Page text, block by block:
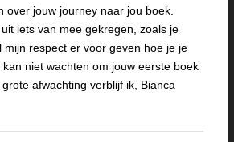
over jouw journey naar jou boek.
iets van mee gekregen, zoals je
mijn respect er voor geven hoe je je
niet wachten om jouw eerste boek
afwachting verblijf ik, Bianca